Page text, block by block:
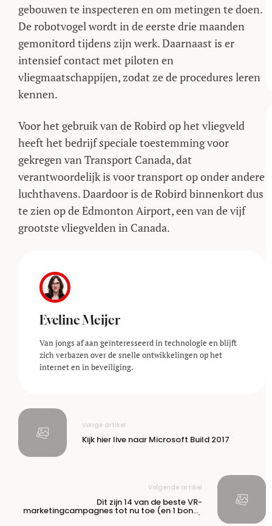
gebouwen te inspecteren en om metingen te doen.
De robotvogel wordt in de eerste drie maanden
gemonitord tijdens zijn werk. Daarnaast is er
intensief contact met piloten en
vliegmaatschappijen, zodat ze de procedures leren
kennen.
Voor het gebruik van de Robird op het vliegveld
heeft het bedrijf speciale toestemming voor
gekregen van Transport Canada, dat
verantwoordelijk is voor transport op onder andere
luchthavens. Daardoor is de Robird binnenkort dus
te zien op de Edmonton Airport, een van de vijf
grootste vliegvelden in Canada.
Eveline Meijer
Van jongs af aan geïnteresseerd in technologie en blijft
zich verbazen over de snelle ontwikkelingen op het
internet en in beveiliging.
Vorige artikel
Kijk hier live naar Microsoft Build 2017
Volgende artikel
Dit zijn 14 van de beste VR-
marketingcampagnes tot nu toe (en 1 bonus